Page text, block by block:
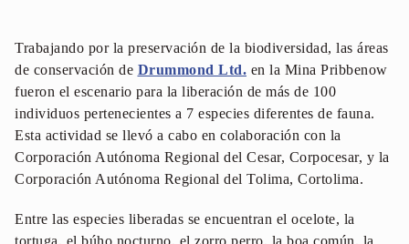
Trabajando por la preservación de la biodiversidad, las áreas
de conservación de Drummond Ltd. en la Mina Pribbenow
fueron el escenario para la liberación de más de 100
individuos pertenecientes a 7 especies diferentes de fauna.
Esta actividad se llevó a cabo en colaboración con la
Corporación Autónoma Regional del Cesar, Corpocesar, y la
Corporación Autónoma Regional del Tolima, Cortolima.
Entre las especies liberadas se encuentran el ocelote, la
tortuga, el búho nocturno, el zorro perro, la boa común, la